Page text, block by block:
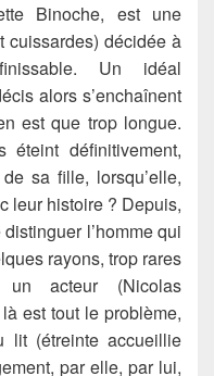
Binoche, est une
cuissardes) décidée à
Un idéal
alors s’enchaînent
est que trop longue.
définitivement,
sa fille, lorsqu’elle,
leur histoire ? Depuis,
l’homme qui
rayons, trop rares
acteur (Nicolas
est tout le problème,
(étreinte accueillie
par elle, par lui,